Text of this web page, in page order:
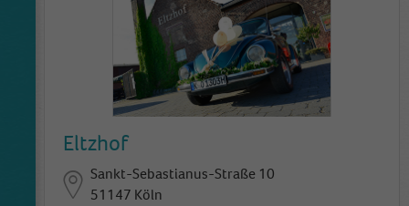
Eltzhof
Sankt-Sebastianus-Straße 10
51147 Köln